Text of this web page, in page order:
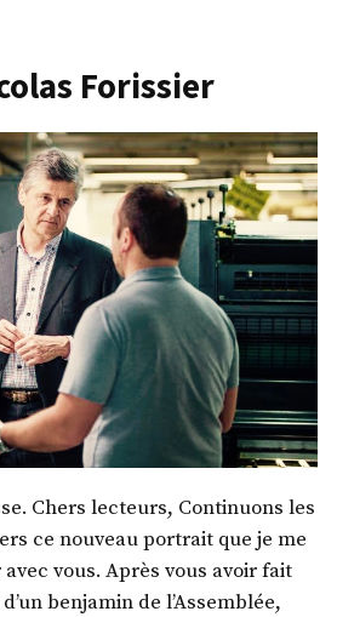
Gée
Forissier
Chers lecteurs, Continuons les
ce nouveau portrait que je me
vous. Après vous avoir fait
benjamin de l’Assemblée,